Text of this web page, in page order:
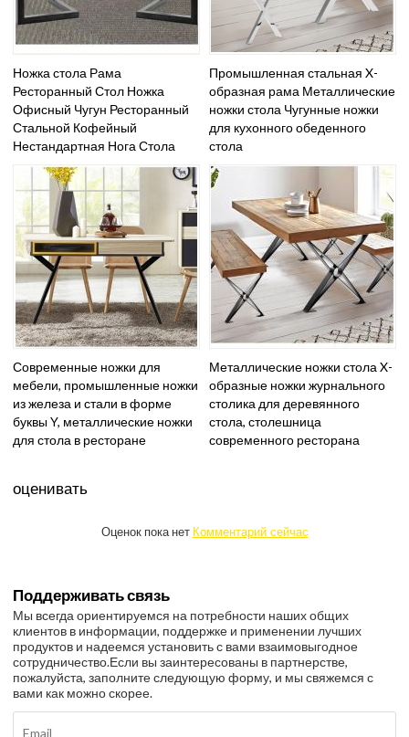
Ножка стола Рама
Ресторанный Стол Ножка
Офисный Чугун Ресторанный
Стальной Кофейный
Нестандартная Нога Стола
Промышленная стальная X-
образная рама Металлические
ножки стола Чугунные ножки
для кухонного обеденного
стола
Современные ножки для
мебели, промышленные ножки
из железа и стали в форме
буквы Y, металлические ножки
для стола в ресторане
Металлические ножки стола X-
образные ножки журнального
столика для деревянного
стола, столешница
современного ресторана
оценивать
Оценок пока нет Комментарий сейчас
Поддерживать связь
Мы всегда ориентируемся на потребности наших общих
клиентов в информации, поддержке и применении лучших
продуктов и надеемся установить с вами взаимовыгодное
сотрудничество.Если вы заинтересованы в партнерстве,
пожалуйста, заполните следующую форму, и мы свяжемся с
вами как можно скорее.